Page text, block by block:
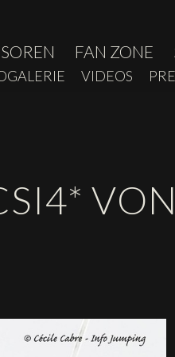
FAN ZONE
VIDEOS